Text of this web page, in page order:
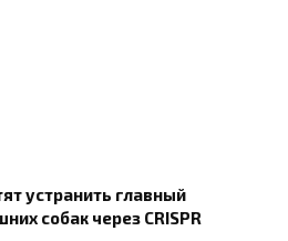
устранить главный
собак через CRISPR